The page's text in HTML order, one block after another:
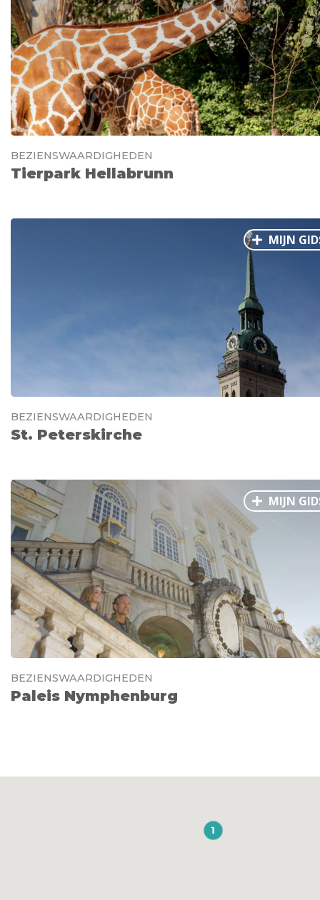
BEZIENSWAARDIGHEDEN
Tierpark Hellabrunn
MIJN
BEZIENSWAARDIGHEDEN
St. Peterskirche
MIJN
BEZIENSWAARDIGHEDEN
Paleis Nymphenburg